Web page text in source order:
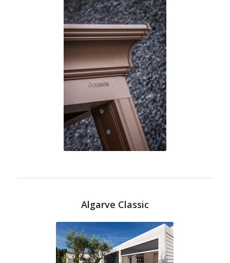
Algarve Classic